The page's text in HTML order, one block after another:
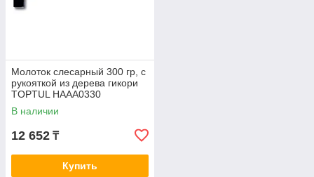
Молоток слесарный 300 гр, с
рукояткой из дерева гикори
TOPTUL HAAA0330
В наличии
12 652 ₸
Купить